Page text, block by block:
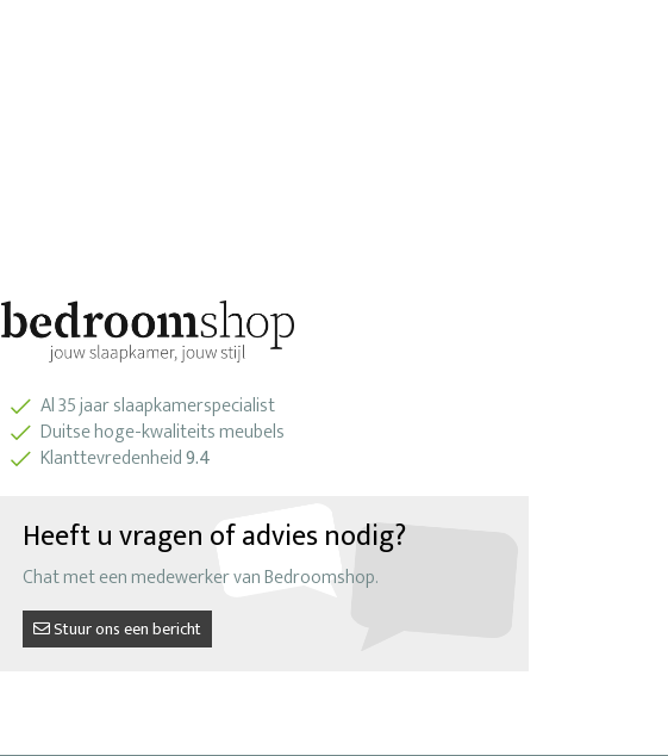
Al 35 jaar slaapkamerspecialist
Duitse hoge-kwaliteits meubels
Klanttevredenheid9.4
Heeft u vragen of advies nodig?
Chat met een medewerker van Bedroomshop.
Stuur ons een bericht